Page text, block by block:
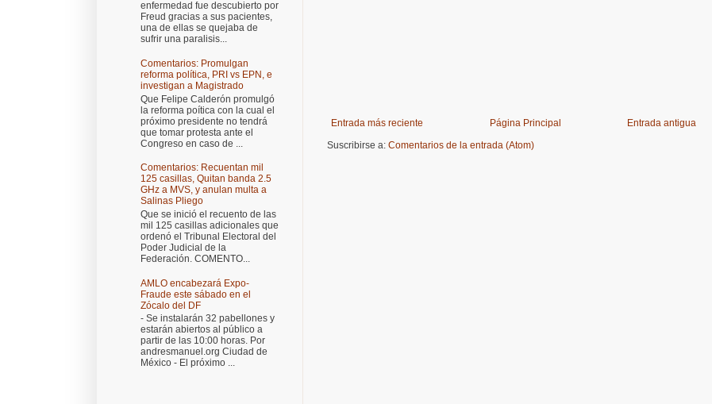
Entrada más reciente Entrada antigua
Página Principal
Suscribirse a: Comentarios de la entrada (Atom)
enfermedad fue descubierto por
Freud gracias a sus pacientes,
una de ellas se quejaba de
sufrir una paralisis...
Comentarios: Promulgan
reforma política, PRI vs EPN, e
investigan a Magistrado
Que Felipe Calderón promulgó
la reforma poítica con la cual el
próximo presidente no tendrá
que tomar protesta ante el
Congreso en caso de ...
Comentarios: Recuentan mil
125 casillas, Quitan banda 2.5
GHz a MVS, y anulan multa a
Salinas Pliego
Que se inició el recuento de las
mil 125 casillas adicionales que
ordenó el Tribunal Electoral del
Poder Judicial de la
Federación. COMENTO...
AMLO encabezará Expo-
Fraude este sábado en el
Zócalo del DF
- Se instalarán 32 pabellones y
estarán abiertos al público a
partir de las 10:00 horas. Por
andresmanuel.org Ciudad de
México - El próximo ...